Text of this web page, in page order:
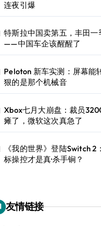
连夜引爆
特斯拉中国卖第五，丰田一
——中国车企该醒醒了
Peloton 新车实测：屏幕能
狠的是那个机械音
Xbox七月大崩盘：裁员
瘫了，微软这次真急了
《我的世界》登陆Switch
标操控才是真·杀手锏？
友情链接